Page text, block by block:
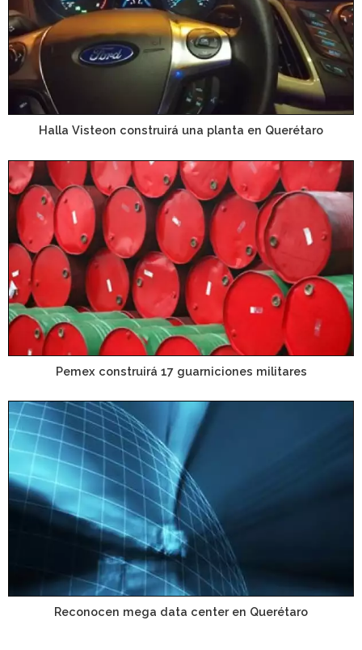
Halla Visteon construirá una planta en Querétaro
Pemex construirá 17 guarniciones militares
Reconocen mega data center en Querétaro